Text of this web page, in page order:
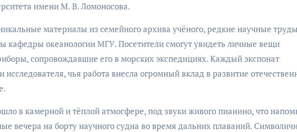
имени М. В. Ломоносова.
материалы из семейного архива учёного, редкие научные
кафедры океанологии МГУ. Посетители смогут увидеть личные вещи
сопровождавшие его в морских экспедициях. Каждый экспонат
исследователя, чья работа внесла огромный вклад в развитие
в камерной и тёплой атмосфере, под звуки живого пианино, что
вечера на борту научного судна во время дальних плаваний.